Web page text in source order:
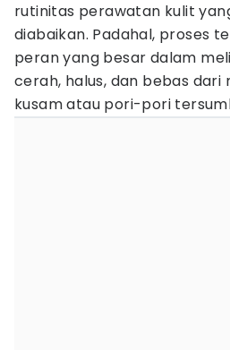
rutinitas perawatan kulit
diabaikan. Padahal, proses
peran yang besar dalam
cerah, halus, dan bebas dari
kusam atau pori-pori